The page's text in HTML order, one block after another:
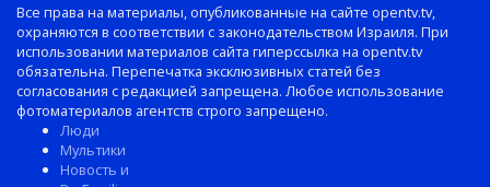
Все права на материалы, опубликованные на сайте opentv.tv,
охраняются в соответствии с законодательством Израиля. При
использовании материалов сайта гиперссылка на opentv.tv
обязательна. Перепечатка эксклюзивных статей без
согласования с редакцией запрещена. Любое использование
фотоматериалов агентств строго запрещено.
Люди
Мультики
Новость и